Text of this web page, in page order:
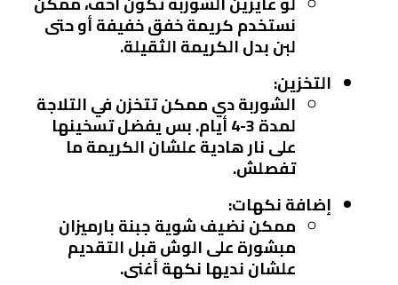
نستخدم كريمة خفق خفيفة أو حتى
لبن بدل الكريمة الثقيلة.
التخزين:
الشوربة دي ممكن تتخزن في التلاجة
لمدة 3-4 أيام. بس يفضل تسخينها
على نار هادية علشان الكريمة ما
تفصلش.
إضافة نكهات:
ممكن نضيف شوية جبنة بارميزان
مبشورة على الوش قبل التقديم
علشان نديها نكهة أغنى.